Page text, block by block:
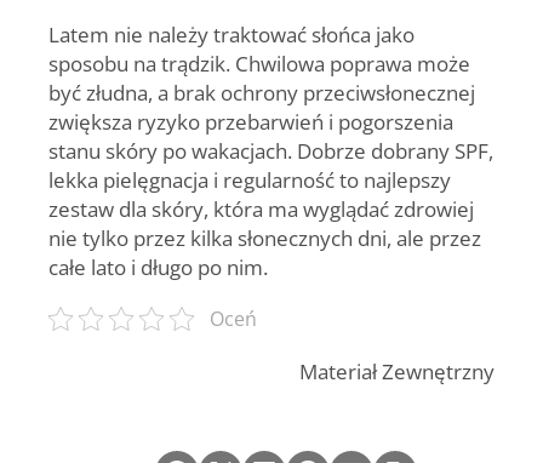
Latem nie należy traktować słońca jako
sposobu na trądzik. Chwilowa poprawa może
być złudna, a brak ochrony przeciwsłonecznej
zwiększa ryzyko przebarwień i pogorszenia
stanu skóry po wakacjach. Dobrze dobrany SPF,
lekka pielęgnacja i regularność to najlepszy
zestaw dla skóry, która ma wyglądać zdrowiej
nie tylko przez kilka słonecznych dni, ale przez
całe lato i długo po nim.
Oceń
Materiał Zewnętrzny